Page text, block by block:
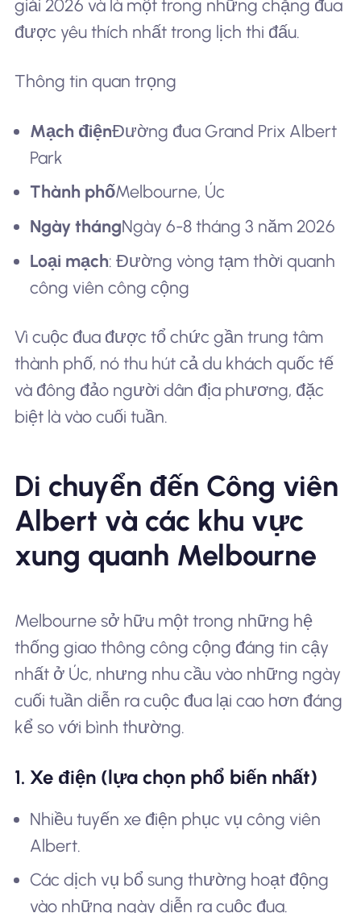
giải 2026 và là một trong những chặng đua
được yêu thích nhất trong lịch thi đấu.
Thông tin quan trọng
Mạch điệnĐường đua Grand Prix Albert
Park
Thành phốMelbourne, Úc
Ngày thángNgày 6-8 tháng 3 năm 2026
Loại mạch: Đường vòng tạm thời quanh
công viên công cộng
Vì cuộc đua được tổ chức gần trung tâm
thành phố, nó thu hút cả du khách quốc tế
và đông đảo người dân địa phương, đặc
biệt là vào cuối tuần.
Di chuyển đến Công viên
Albert và các khu vực
xung quanh Melbourne
Melbourne sở hữu một trong những hệ
thống giao thông công cộng đáng tin cậy
nhất ở Úc, nhưng nhu cầu vào những ngày
cuối tuần diễn ra cuộc đua lại cao hơn đáng
kể so với bình thường.
1. Xe điện (lựa chọn phổ biến nhất)
Nhiều tuyến xe điện phục vụ công viên
Albert.
Các dịch vụ bổ sung thường hoạt động
vào những ngày diễn ra cuộc đua.